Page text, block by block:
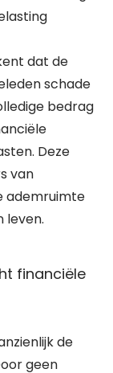
dat de
schade
bedrag
Deze
van
ademruimte
leven.
financiële
de
geen